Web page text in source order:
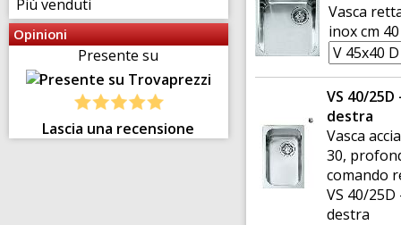
Più venduti
Opinioni
Presente su
Lascia una recensione
Vasca
inox cm 40
VS 40/
destra
Vasca
30,
comando
VS 40/
destra